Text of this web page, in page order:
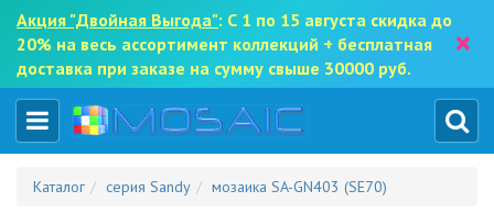
Акция "Двойная Выгода": С 1 по 15 августа скидка до
20% на весь ассортимент коллекций + бесплатная
доставка при заказе на сумму свыше 30000 руб.
×
Каталог серия Sandy мозаика SA-GN403 (SE70)